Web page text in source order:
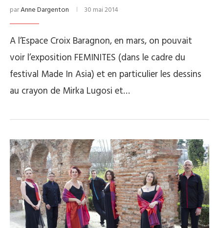
parAnne Dargenton 30 mai 2014
A l’Espace Croix Baragnon, en mars, on pouvait
voir l’exposition FEMINITES (dans le cadre du
festival Made In Asia) et en particulier les dessins
au crayon de Mirka Lugosi et…